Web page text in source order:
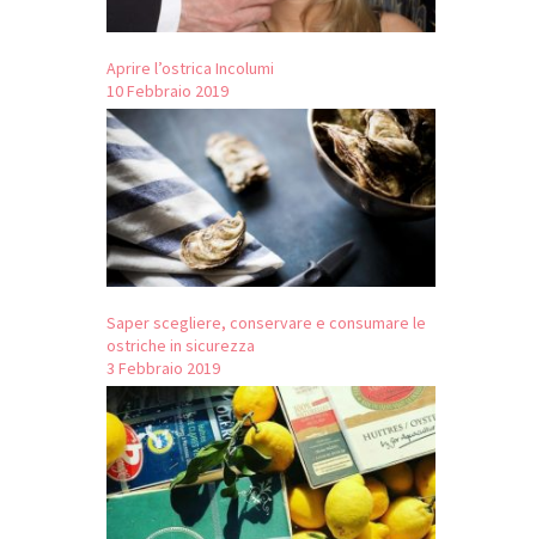
Aprire l’ostrica Incolumi
10 Febbraio 2019
Saper scegliere, conservare e consumare le
ostriche in sicurezza
3 Febbraio 2019